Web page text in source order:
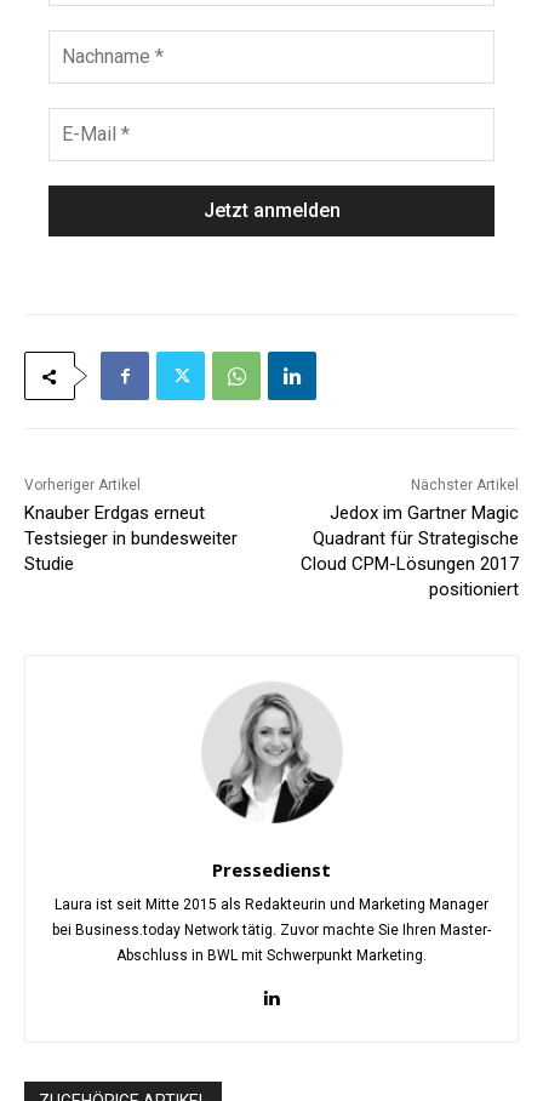
r
n
m
c
h
a
M
a
l
Vorheriger Artikel
Knauber Erdgas erneut
Testsieger in bundesweiter
Studie
Nächster Artikel
Jedox im Gartner Magic
Quadrant für Strategische
Cloud CPM-Lösungen 2017
positioniert
Pressedienst
Laura ist seit Mitte 2015 als Redakteurin und Marketing Manager
bei Business.today Network tätig. Zuvor machte Sie Ihren Master-
Abschluss in BWL mit Schwerpunkt Marketing.